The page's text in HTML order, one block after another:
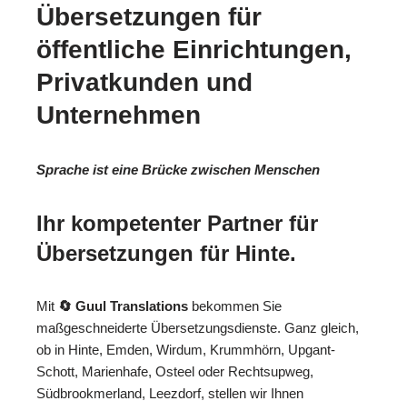
Übersetzungen für
öffentliche Einrichtungen,
Privatkunden und
Unternehmen
Sprache ist eine Brücke zwischen Menschen
Ihr kompetenter Partner für
Übersetzungen für Hinte.
Mit 🔄 Guul Translations bekommen Sie
maßgeschneiderte Übersetzungsdienste. Ganz gleich,
ob in Hinte, Emden, Wirdum, Krummhörn, Upgant-
Schott, Marienhafe, Osteel oder Rechtsupweg,
Südbrookmerland, Leezdorf, stellen wir Ihnen